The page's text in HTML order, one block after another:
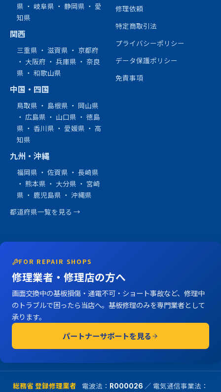
県 ・ 岐阜県 ・ 静岡県 ・ 愛
知県
関西
三重県 ・ 滋賀県 ・ 京都府
・ 大阪府 ・ 兵庫県 ・ 奈良
県 ・ 和歌山県
中国・四国
鳥取県 ・ 島根県 ・ 岡山県
・ 広島県 ・ 山口県 ・ 徳島
県 ・ 香川県 ・ 愛媛県 ・ 高
知県
九州・沖縄
福岡県 ・ 佐賀県 ・ 長崎県
・ 熊本県 ・ 大分県 ・ 宮崎
県 ・ 鹿児島県 ・ 沖縄県
都道府県一覧を見る →
修理依頼
特定商取引法
プライバシーポリシー
データ保護ポリシー
免責事項
FOR REPAIR SHOPS
修理業者・修理店の方へ
画面交換中の基板損傷・通電不可・ショート事故など、修理中
のトラブルで困ったら当店へ。基板修理のみを専門業者として
承ります。
パートナーサポートを見る
総務省 登録修理業者 電波法： R000026 ／ 電気通信事業法：